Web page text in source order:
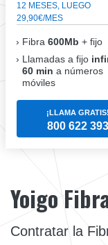
12 MESES, LUEGO
29,90€/MES
Fibra 600Mb + fijo
Llamadas a fijo
60 min a números
móviles
¡LLAMA GRATIS!
800 622 393
Yoigo
Contratar la